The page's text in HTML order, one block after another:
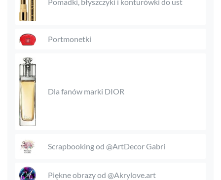
Portmonetki
Dla fanów marki DIOR
Scrapbooking od @ArtDecor Gabri
Piękne obrazy od @Akrylove.art